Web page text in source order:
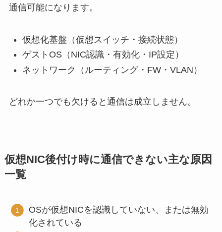
通信可能になります。
仮想化基盤（仮想スイッチ・接続状態）
ゲストOS（NIC認識・有効化・IP設定）
ネットワーク（ルーティング・FW・VLAN）
どれか一つでも欠けると通信は成立しません。
仮想NIC後付け時に通信できない主な原因
一覧
OSが仮想NICを認識していない、または無効
化されている